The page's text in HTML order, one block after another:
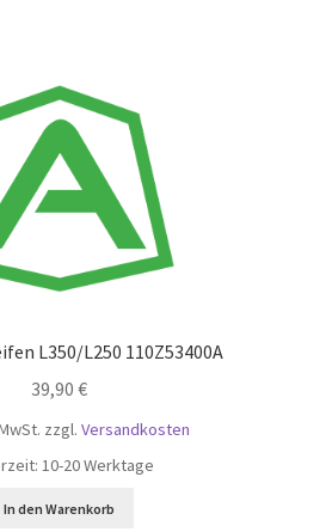
L350/L250 110Z53400A
39,90 €
zzgl. Versandkosten
10-20 Werktage
In den Warenkorb